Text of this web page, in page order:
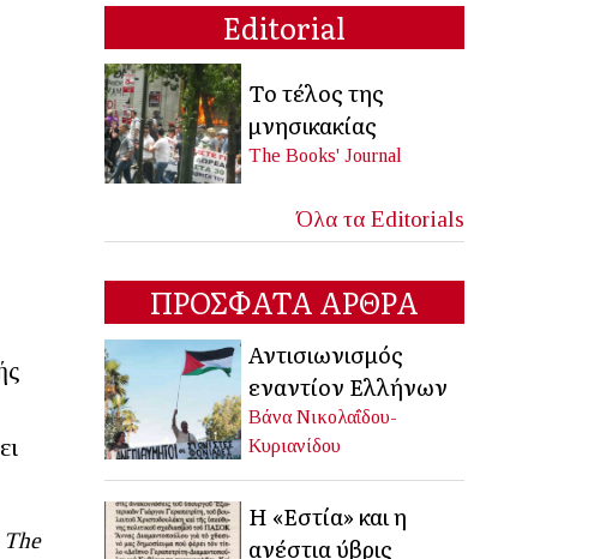
The
Editorial
Το τέλος της
μνησικακίας
The Books' Journal
Όλα τα Editorials
ΠΡΟΣΦΑΤΑ ΑΡΘΡΑ
Αντισιωνισμός
εναντίον Ελλήνων
Βάνα Νικολαΐδου-
Κυριανίδου
Η «Εστία» και η
ανέστια ύβρις